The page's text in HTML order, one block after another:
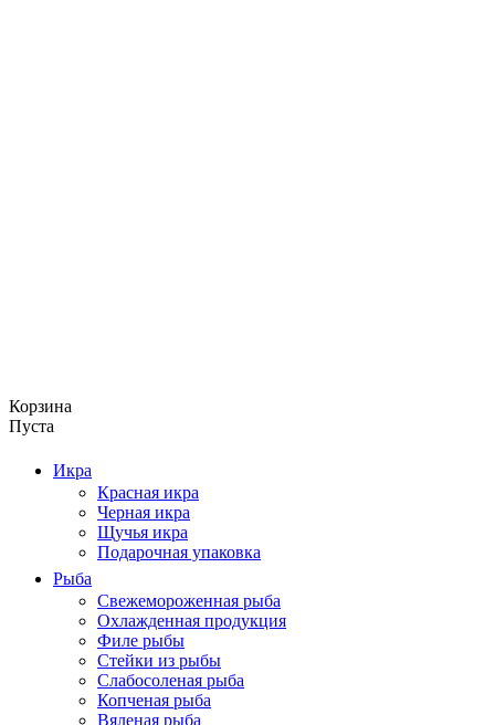
Корзина
Пуста
Икра
Красная икра
Черная икра
Щучья икра
Подарочная упаковка
Рыба
Свежемороженная рыба
Охлажденная продукция
Филе рыбы
Стейки из рыбы
Слабосоленая рыба
Копченая рыба
Вяленая рыба